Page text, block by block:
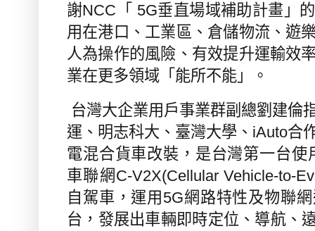
謝NCC 「 5G垂直場域補助計畫」
用在港口、工業區、倉儲物流、遊
人為操作的風險、有效提升運輸效
業在更多領域「能所不能」。
台灣大企業用戶事業群副總劉建倫
運、明志科大、臺灣大學、 iAuto合
電混合貨車改裝，是台灣第一台使
車聯網 C-V2X(Cellular Vehicle-to-
自駕車，運用 5G網路特性及物聯
台，發展出車輛即時定位、導航、